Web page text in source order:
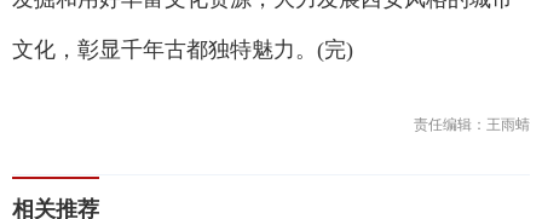
文化，彰显千年古都独特魅力。(完)
责任编辑：王雨蜻
相关推荐